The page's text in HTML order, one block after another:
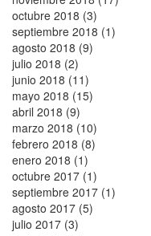
octubre 2018 (3)
septiembre 2018 (1)
agosto 2018 (9)
julio 2018 (2)
junio 2018 (11)
mayo 2018 (15)
abril 2018 (9)
marzo 2018 (10)
febrero 2018 (8)
enero 2018 (1)
octubre 2017 (1)
septiembre 2017 (1)
agosto 2017 (5)
julio 2017 (3)